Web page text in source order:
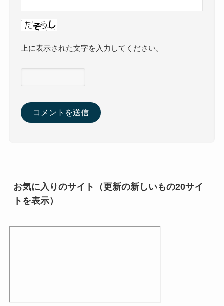
上に表示された文字を入力してください。
お気に入りのサイト（更新の新しいもの20サイ
トを表示）